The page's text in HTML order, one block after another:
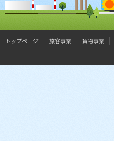
トップページ 旅客事業 貨物事業